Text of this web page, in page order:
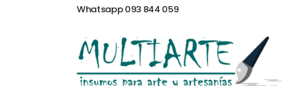
Whatsapp 093 844 059